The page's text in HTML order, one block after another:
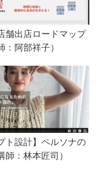
舗出店ロードマップ
：阿部祥子）
ト設計】ペルソナの
師：林本匠司）